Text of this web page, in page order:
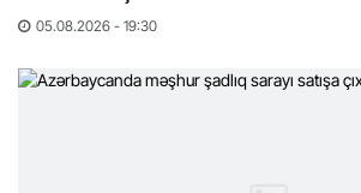
05.08.2026 - 19:30